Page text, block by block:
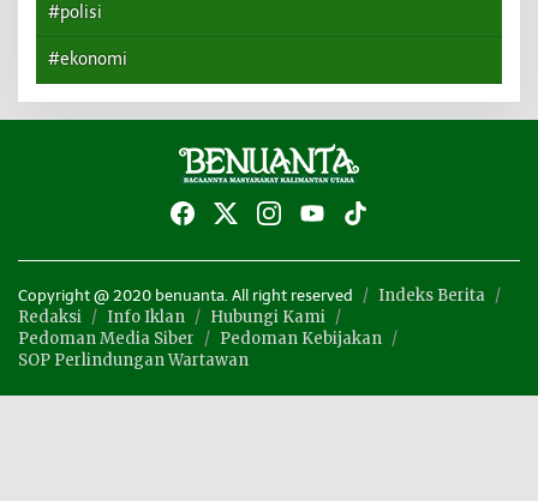
#polisi
#ekonomi
Copyright @ 2020 benuanta. All right reserved
Indeks Berita
Redaksi
Info Iklan
Hubungi Kami
Pedoman Media Siber
Pedoman Kebijakan
SOP Perlindungan Wartawan